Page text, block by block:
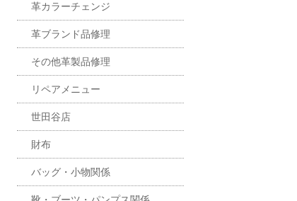
革カラーチェンジ
革ブランド品修理
その他革製品修理
リペアメニュー
世田谷店
財布
バッグ・小物関係